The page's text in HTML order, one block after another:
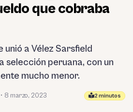
que cobraba
a Vélez Sarsfield
selección peruana, con un
mucho menor.
• 8 marzo, 2023 2 minutos